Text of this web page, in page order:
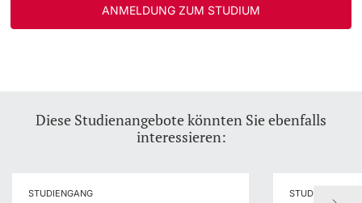
ANMELDUNG ZUM STUDIUM
Diese Studienangebote könnten Sie ebenfalls
interessieren:
STUDIENGANG STUDIENGANG